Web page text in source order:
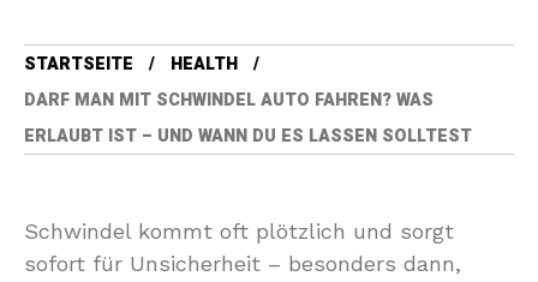
STARTSEITE
HEALTH
DARF MAN MIT SCHWINDEL AUTO FAHREN? WAS
ERLAUBT IST – UND WANN DU ES LASSEN SOLLTEST
Schwindel kommt oft plötzlich und sorgt
sofort für Unsicherheit – besonders dann,